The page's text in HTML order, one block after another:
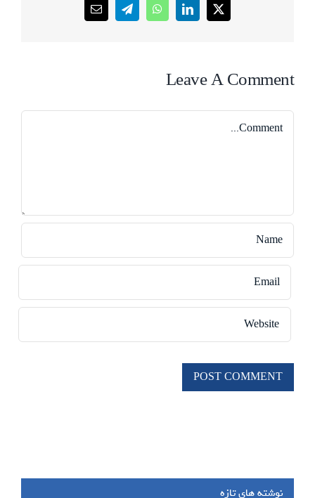
X
LinkedIn
WhatsApp
Telegram
Email
Leave A Comment
نوشته های تازه